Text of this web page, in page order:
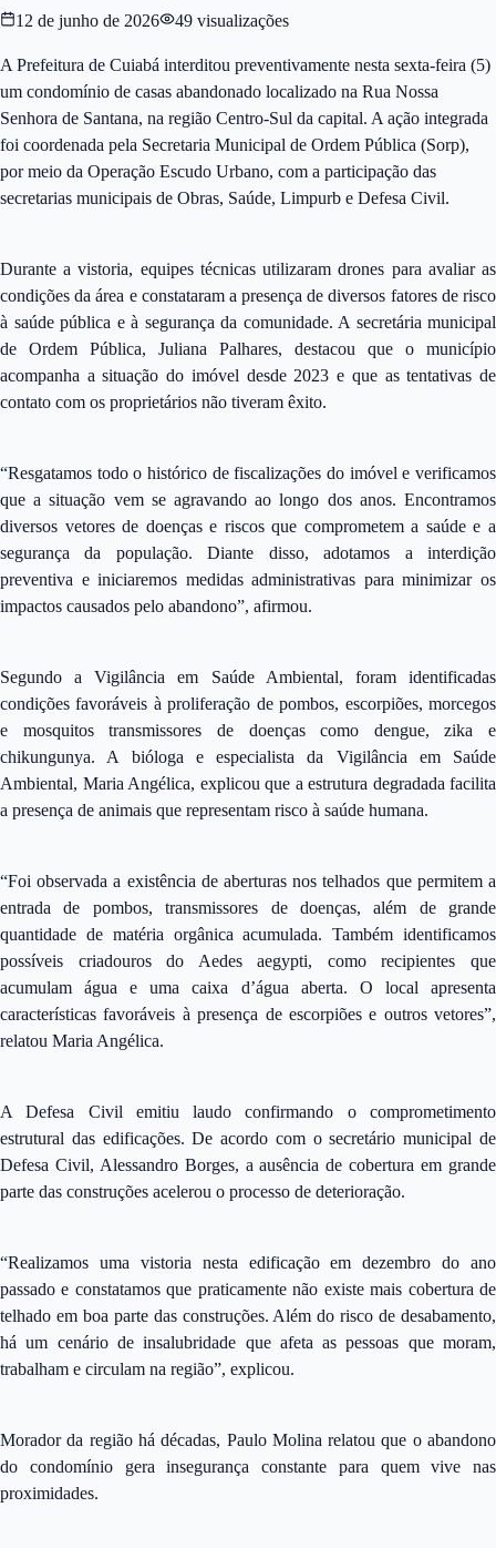
12 de junho de 2026 49 visualizações
A Prefeitura de Cuiabá interditou preventivamente nesta sexta-feira (5)
um condomínio de casas abandonado localizado na Rua Nossa
Senhora de Santana, na região Centro-Sul da capital. A ação integrada
foi coordenada pela Secretaria Municipal de Ordem Pública (Sorp),
por meio da Operação Escudo Urbano, com a participação das
secretarias municipais de Obras, Saúde, Limpurb e Defesa Civil.
Durante a vistoria, equipes técnicas utilizaram drones para avaliar as
condições da área e constataram a presença de diversos fatores de risco
à saúde pública e à segurança da comunidade. A secretária municipal
de Ordem Pública, Juliana Palhares, destacou que o município
acompanha a situação do imóvel desde 2023 e que as tentativas de
contato com os proprietários não tiveram êxito.
“Resgatamos todo o histórico de fiscalizações do imóvel e verificamos
que a situação vem se agravando ao longo dos anos. Encontramos
diversos vetores de doenças e riscos que comprometem a saúde e a
segurança da população. Diante disso, adotamos a interdição
preventiva e iniciaremos medidas administrativas para minimizar os
impactos causados pelo abandono”, afirmou.
Segundo a Vigilância em Saúde Ambiental, foram identificadas
condições favoráveis à proliferação de pombos, escorpiões, morcegos
e mosquitos transmissores de doenças como dengue, zika e
chikungunya. A bióloga e especialista da Vigilância em Saúde
Ambiental, Maria Angélica, explicou que a estrutura degradada facilita
a presença de animais que representam risco à saúde humana.
“Foi observada a existência de aberturas nos telhados que permitem a
entrada de pombos, transmissores de doenças, além de grande
quantidade de matéria orgânica acumulada. Também identificamos
possíveis criadouros do Aedes aegypti, como recipientes que
acumulam água e uma caixa d’água aberta. O local apresenta
características favoráveis à presença de escorpiões e outros vetores”,
relatou Maria Angélica.
A Defesa Civil emitiu laudo confirmando o comprometimento
estrutural das edificações. De acordo com o secretário municipal de
Defesa Civil, Alessandro Borges, a ausência de cobertura em grande
parte das construções acelerou o processo de deterioração.
“Realizamos uma vistoria nesta edificação em dezembro do ano
passado e constatamos que praticamente não existe mais cobertura de
telhado em boa parte das construções. Além do risco de desabamento,
há um cenário de insalubridade que afeta as pessoas que moram,
trabalham e circulam na região”, explicou.
Morador da região há décadas, Paulo Molina relatou que o abandono
do condomínio gera insegurança constante para quem vive nas
proximidades.